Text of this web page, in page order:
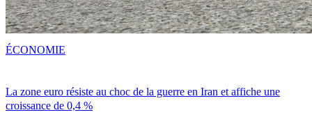
La zone euro résiste au choc de la guerre en Iran et affiche une
croissance de 0,4 %
ÉCONOMIE